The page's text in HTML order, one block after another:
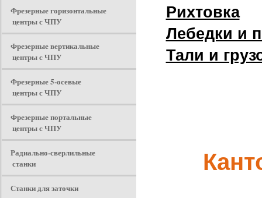
Фрезерные горизонтальные
центры с ЧПУ
Фрезерные вертикальные
центры с ЧПУ
Фрезерные 5-осевые
центры с ЧПУ
Фрезерные портальные
центры с ЧПУ
Радиально-сверлильные
станки
Станки для заточки
Рихтовка
Лебедки и
Тали и